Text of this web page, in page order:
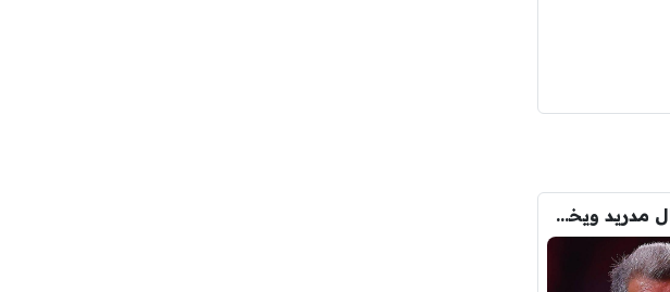
برشلونة يوجه ضربة قوية لـ ريال مدريد ويخفي صفقته التاريخية